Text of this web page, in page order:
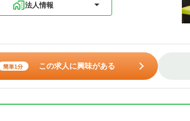
法人情報
簡単1分 この求人に興味がある